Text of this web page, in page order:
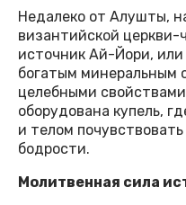
Недалеко от Алушты,
византийской церкви-
источник Ай-Йори, или
богатым минеральным
целебными
оборудована купель,
и телом
бодрости.
Молитвенная сила